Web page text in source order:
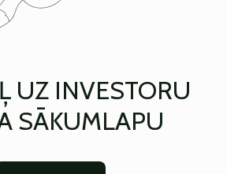
UZ INVESTORU
SĀKUMLAPU